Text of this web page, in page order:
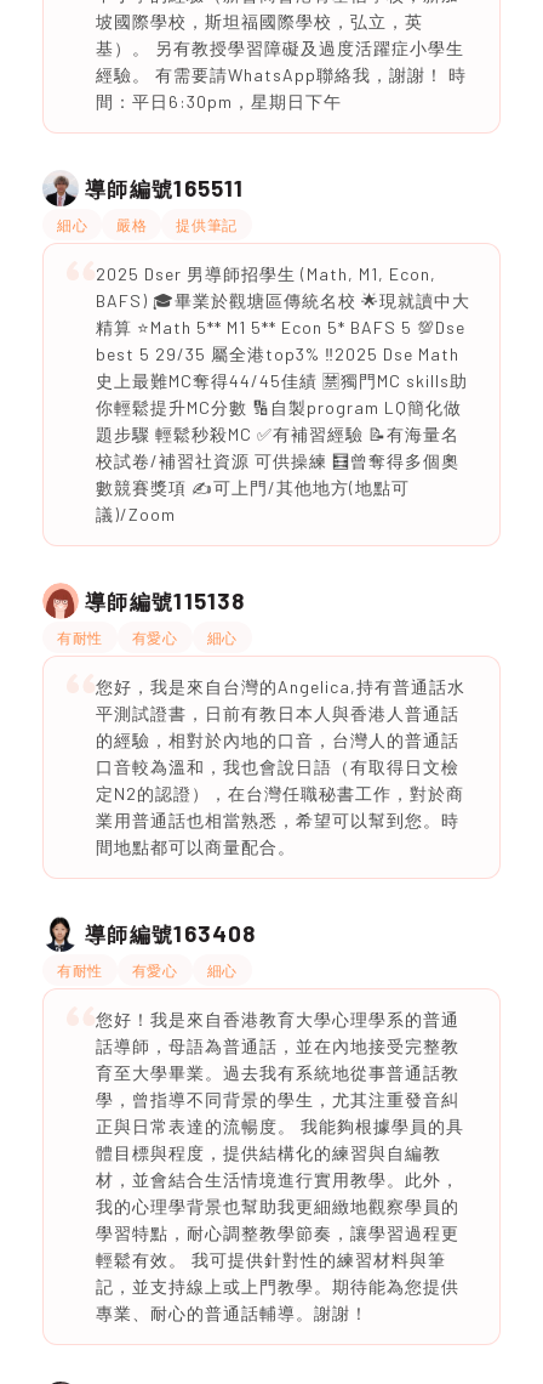
坡國際學校，斯坦福國際學校，弘立，英
基）。 另有教授學習障礙及過度活躍症小學生
經驗。 有需要請WhatsApp聯絡我，謝謝！ 時
間：平日6:30pm，星期日下午
導師編號165511
細心 嚴格 提供筆記
2025 Dser 男導師招學生 (Math, M1, Econ,
BAFS) 🎓畢業於觀塘區傳統名校 🌟現就讀中大
精算 ⭐️Math 5** M1 5** Econ 5* BAFS 5 💯Dse
best 5 29/35 屬全港top3% ‼️2025 Dse Math
史上最難MC奪得44/45佳績 🈲獨門MC skills助
你輕鬆提升MC分數 🔢自製program LQ簡化做
題步驟 輕鬆秒殺MC ✅有補習經驗 📝有海量名
校試卷/補習社資源 可供操練 🧮曾奪得多個奧
數競賽獎項 ✍️可上門/其他地方(地點可
議)/Zoom
導師編號115138
有耐性 有愛心 細心
您好，我是來自台灣的Angelica,持有普通話水
平測試證書，日前有教日本人與香港人普通話
的經驗，相對於內地的口音，台灣人的普通話
口音較為溫和，我也會說日語（有取得日文檢
定N2的認證），在台灣任職秘書工作，對於商
業用普通話也相當熟悉，希望可以幫到您。時
間地點都可以商量配合。
導師編號163408
有耐性 有愛心 細心
您好！我是來自香港教育大學心理學系的普通
話導師，母語為普通話，並在內地接受完整教
育至大學畢業。過去我有系統地從事普通話教
學，曾指導不同背景的學生，尤其注重發音糾
正與日常表達的流暢度。 我能夠根據學員的具
體目標與程度，提供結構化的練習與自編教
材，並會結合生活情境進行實用教學。此外，
我的心理學背景也幫助我更細緻地觀察學員的
學習特點，耐心調整教學節奏，讓學習過程更
輕鬆有效。 我可提供針對性的練習材料與筆
記，並支持線上或上門教學。期待能為您提供
專業、耐心的普通話輔導。謝謝！